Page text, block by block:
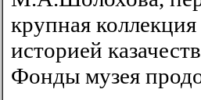
крупная
историей
Фонды музея